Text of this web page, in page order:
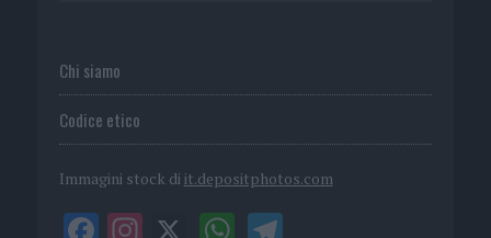
Chi siamo
Codice etico
Immagini stock di it.depositphotos.com